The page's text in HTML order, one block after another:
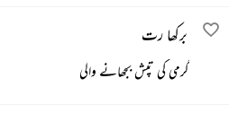
برکھا رت
گرمی کی تپش بجھانے والی